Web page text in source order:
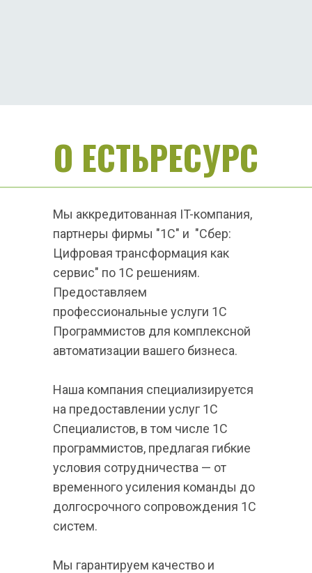
О ЕСТЬРЕСУРС
Мы аккредитованная IT-компания,
партнеры фирмы "1C" и  "Сбер:
Цифровая трансформация как
сервис" по 1С решениям.
Предоставляем
профессиональные услуги 1С
Программистов для комплексной
автоматизации вашего бизнеса.
Наша компания специализируется
на предоставлении услуг 1С
Специалистов, в том числе 1С
программистов, предлагая гибкие
условия сотрудничества — от
временного усиления команды до
долгосрочного сопровождения 1С
систем.
Мы гарантируем качество и